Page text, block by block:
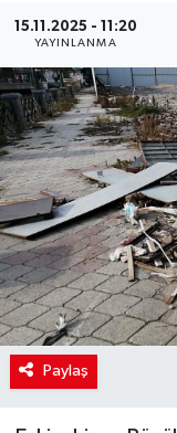
15.11.2025 - 11:20
YAYINLANMA
Paylaş